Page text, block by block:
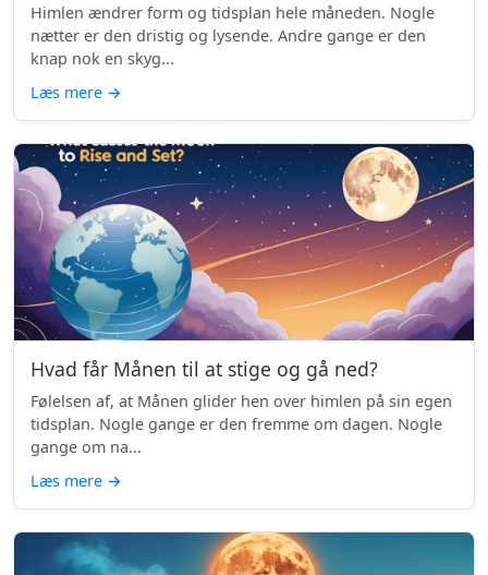
Himlen ændrer form og tidsplan hele måneden. Nogle
nætter er den dristig og lysende. Andre gange er den
knap nok en skyg...
Læs mere →
Hvad får Månen til at stige og gå ned?
Følelsen af, at Månen glider hen over himlen på sin egen
tidsplan. Nogle gange er den fremme om dagen. Nogle
gange om na...
Læs mere →